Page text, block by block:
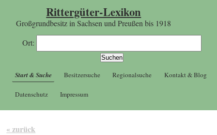
Rittergüter-Lexikon
Großgrundbesitz in Sachsen und Preußen bis 1918
Ort:
Start & Suche Besitzersuche Regionalsuche Kontakt & Blog
Datenschutz Impressum
« zurück